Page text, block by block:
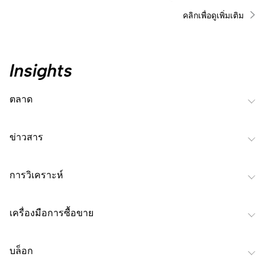
คลิกเพื่อดูเพิ่มเติม
ตลาด
ข่าวสาร
การวิเคราะห์
เครื่องมือการซื้อขาย
บล็อก